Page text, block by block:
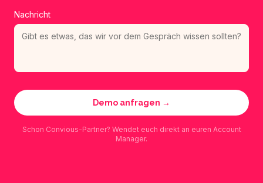
Nachricht
Demo anfragen →
Schon Convious-Partner? Wendet euch direkt an euren Account
Manager.